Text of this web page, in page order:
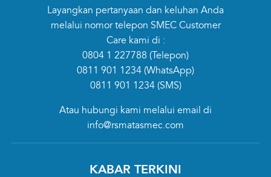
Layangkan pertanyaan dan keluhan Anda
melalui nomor telepon SMEC Customer
Care kami di :
0804 1 227788 (Telepon)
0811 901 1234 (WhatsApp)
0811 901 1234(SMS)
Atau hubungi kami melalui email di
info@rsmatasmec.com
KABAR TERKINI